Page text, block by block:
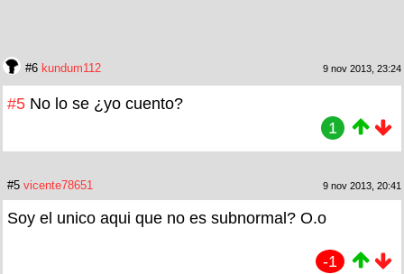
#6 kundum112 9 nov 2013, 23:24
#5 No lo se ¿yo cuento?
1
#5 vicente78651 9 nov 2013, 20:41
Soy el unico aqui que no es subnormal? O.o
-1